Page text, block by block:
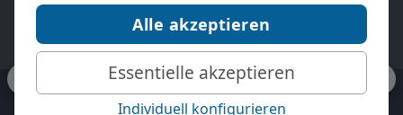
Mediadaten
bibeltv.de: Impressum
Datenschutz
Nutzungsbedingungen